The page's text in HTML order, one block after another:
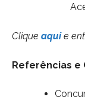
Clique aquie
Referências e